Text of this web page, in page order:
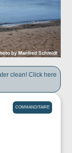
clean! Click here
COMMANDITAIRE